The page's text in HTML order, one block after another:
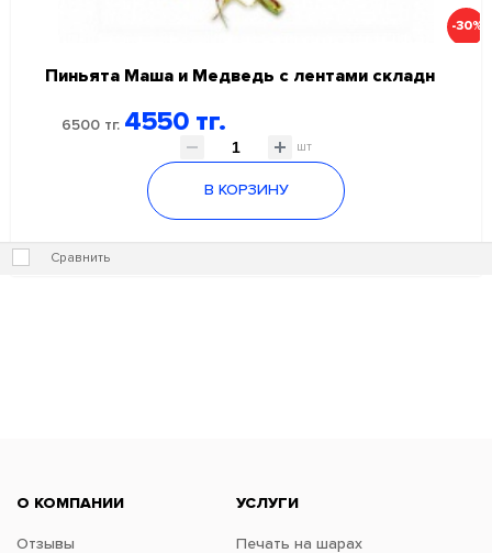
-30%
Пиньята Маша и Медведь с лентами складн
6500 тг. 4550 тг.
шт
В КОРЗИНУ
Сравнить
О КОМПАНИИ
Отзывы
УСЛУГИ
Печать на шарах